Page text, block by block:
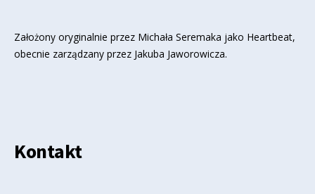
Założony oryginalnie przez Michała Seremaka jako Heartbeat,
obecnie zarządzany przez Jakuba Jaworowicza.
Kontakt